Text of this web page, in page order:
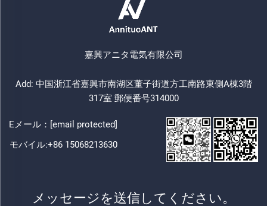
嘉興アニタ電気有限公司
Add: 中国浙江省嘉興市南湖区董子街道方工南路東側A棟3階
317室 郵便番号314000
Eメール： [email protected]
モバイル:+86 15068213630
メッセージを送信してください。